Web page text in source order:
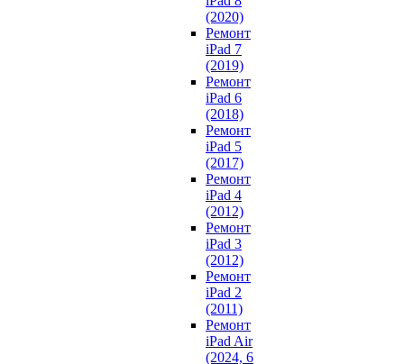
(2020)
Ремонт
iPad 7
(2019)
Ремонт
iPad 6
(2018)
Ремонт
iPad 5
(2017)
Ремонт
iPad 4
(2012)
Ремонт
iPad 3
(2012)
Ремонт
iPad 2
(2011)
Ремонт
iPad Air
(2024, 6